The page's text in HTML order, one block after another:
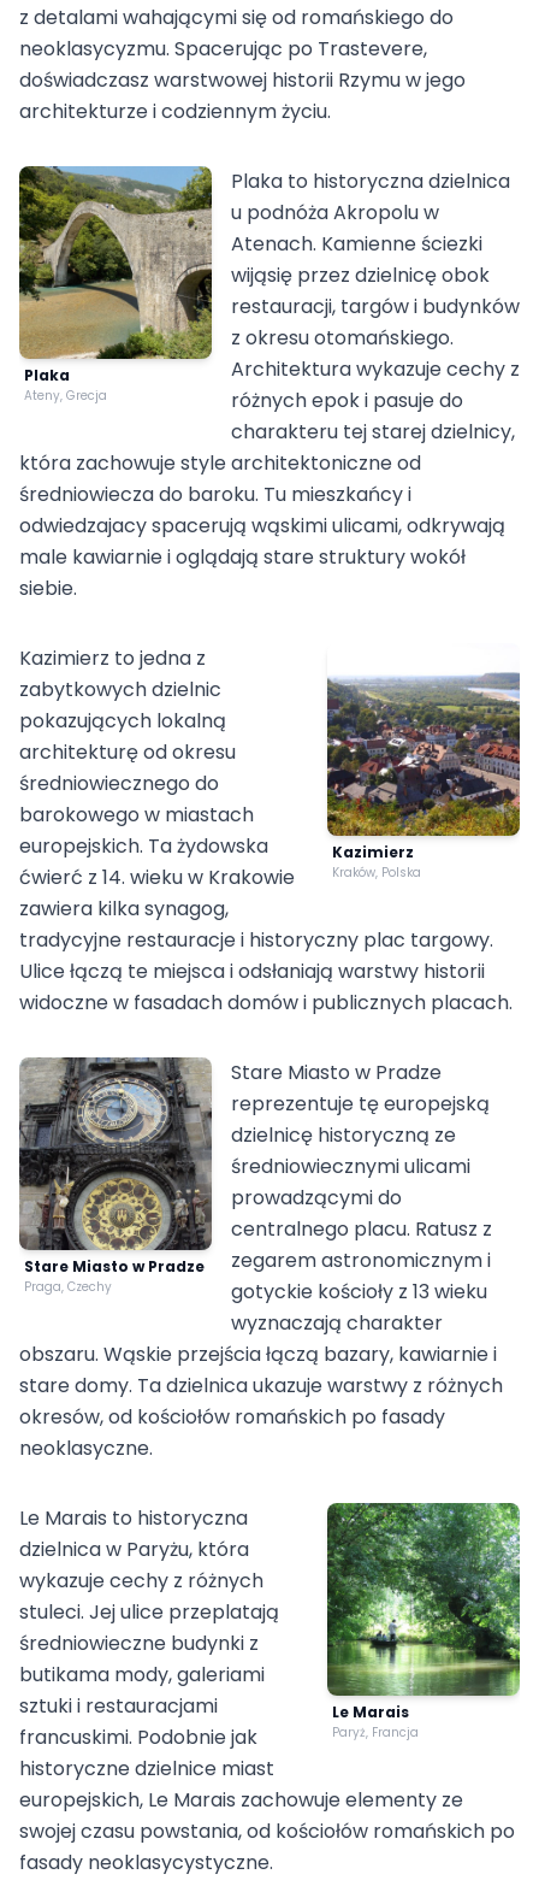
z detalami wahającymi się od romańskiego do
neoklasycyzmu. Spacerując po Trastevere,
doświadczasz warstwowej historii Rzymu w jego
architekturze i codziennym życiu.
Plaka
Ateny, Grecja
Plaka to historyczna dzielnica
u podnóża Akropolu w
Atenach. Kamienne ściezki
wijąsię przez dzielnicę obok
restauracji, targów i budynków
z okresu otomańskiego.
Architektura wykazuje cechy z
różnych epok i pasuje do
charakteru tej starej dzielnicy,
która zachowuje style architektoniczne od
średniowiecza do baroku. Tu mieszkańcy i
odwiedzajacy spacerują wąskimi ulicami, odkrywają
male kawiarnie i oglądają stare struktury wokół
siebie.
Kazimierz
Kraków, Polska
Kazimierz to jedna z
zabytkowych dzielnic
pokazujących lokalną
architekturę od okresu
średniowiecznego do
barokowego w miastach
europejskich. Ta żydowska
ćwierć z 14. wieku w Krakowie
zawiera kilka synagog,
tradycyjne restauracje i historyczny plac targowy.
Ulice łączą te miejsca i odsłaniają warstwy historii
widoczne w fasadach domów i publicznych placach.
Stare Miasto w Pradze
Praga, Czechy
Stare Miasto w Pradze
reprezentuje tę europejską
dzielnicę historyczną ze
średniowiecznymi ulicami
prowadzącymi do
centralnego placu. Ratusz z
zegarem astronomicznym i
gotyckie kościoły z 13 wieku
wyznaczają charakter
obszaru. Wąskie przejścia łączą bazary, kawiarnie i
stare domy. Ta dzielnica ukazuje warstwy z różnych
okresów, od kościołów romańskich po fasady
neoklasyczne.
Le Marais
Paryż, Francja
Le Marais to historyczna
dzielnica w Paryżu, która
wykazuje cechy z różnych
stuleci. Jej ulice przeplatają
średniowieczne budynki z
butikama mody, galeriami
sztuki i restauracjami
francuskimi. Podobnie jak
historyczne dzielnice miast
europejskich, Le Marais zachowuje elementy ze
swojej czasu powstania, od kościołów romańskich po
fasady neoklasycystyczne.